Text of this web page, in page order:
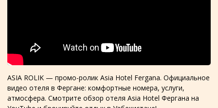
ASIA ROLIK — промо-ролик Asia Hotel Fergana. Официальное
видео отеля в Фергане: комфортные номера, услуги,
атмосфера. Смотрите обзор отеля Asia Hotel Фергана на